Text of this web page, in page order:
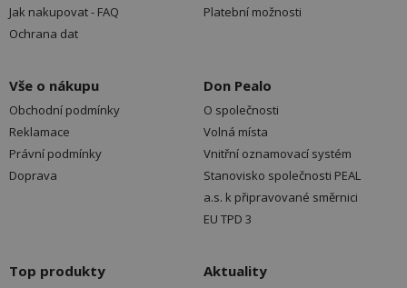
Jak nakupovat - FAQ
Ochrana dat
Platební možnosti
Vše o nákupu
Obchodní podmínky
Reklamace
Právní podmínky
Doprava
Don Pealo
O společnosti
Volná místa
Vnitřní oznamovací systém
Stanovisko společnosti PEAL
a.s. k připravované směrnici
EU TPD 3
Top produkty Aktuality